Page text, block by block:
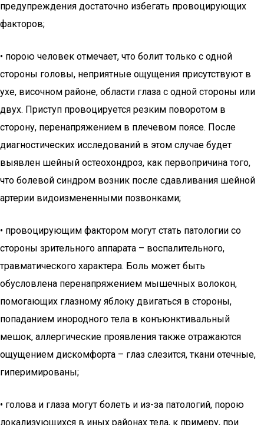
предупреждения достаточно избегать провоцирующих
факторов;
• порою человек отмечает, что болит только с одной
стороны головы, неприятные ощущения присутствуют в
ухе, височном районе, области глаза с одной стороны или
двух. Приступ провоцируется резким поворотом в
сторону, перенапряжением в плечевом поясе. После
диагностических исследований в этом случае будет
выявлен шейный остеохондроз, как первопричина того,
что болевой синдром возник после сдавливания шейной
артерии видоизмененными позвонками;
• провоцирующим фактором могут стать патологии со
стороны зрительного аппарата – воспалительного,
травматического характера. Боль может быть
обусловлена перенапряжением мышечных волокон,
помогающих глазному яблоку двигаться в стороны,
попаданием инородного тела в конъюнктивальный
мешок, аллергические проявления также отражаются
ощущением дискомфорта – глаз слезится, ткани отечные,
гиперимированы;
• голова и глаза могут болеть и из-за патологий, порою
локализующихся в иных районах тела, к примеру, при